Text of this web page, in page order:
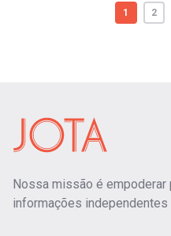
1 2
Nossa missão é
informações